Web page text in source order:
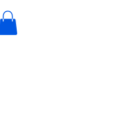
ド精油 ご相談窓口